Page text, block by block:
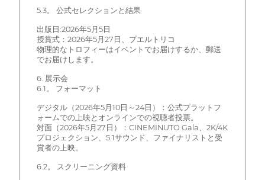
5.3。 公式セレクションと結果
出版日:2026年5月5日
授賞式：2026年5月27日、プエルトリコ
物理的なトロフィーはイベントでお届けするか、郵送
でお届けします。
6. 展示会
6.1。 フォーマット
デジタル（2026年5月10日～24日）：公式プラットフ
ォームでの上映とオンラインでの視聴者投票。
対面（2026年5月27日）：CINEMINUTO Gala、2K/4K
プロジェクション、5.1サウンド、ファイナリストと受
賞者の上映。
6.2。 スクリーニング資料